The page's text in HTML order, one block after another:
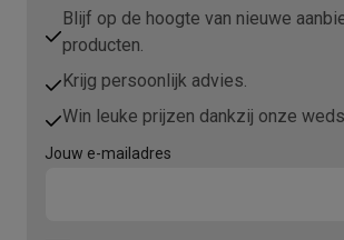
Blijf op de hoogte van nieuwe
producten.
Krijg persoonlijk advies.
Win leuke prijzen dankzij onze
Jouw e-mailadres